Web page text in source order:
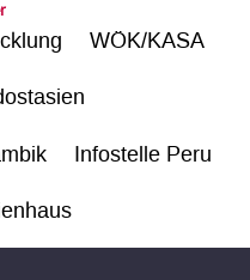
WÖK/KASA
Infostelle Peru